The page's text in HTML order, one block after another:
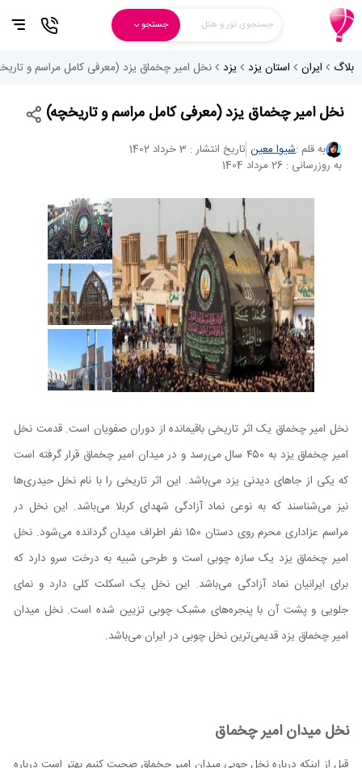
جستجوی تور و هتل جستجو
بلاگ ایران استان یزد یزد نخل امیر چخماق یزد (معرفی کامل مراسم و
نخل امیر چخماق یزد (معرفی کامل مراسم و تاریخچه)
به قلم :شیوا معین تاریخ انتشار : 3 خرداد 1402
به روزرسانی : 26 مرداد 1404
نخل امیر چخماق یک اثر تاریخی باقیمانده از دوران صفویان است. قدمت نخل
امیر چخماق یزد به ۴۵۰ سال می‌رسد و در میدان امیر چخماق قرار گرفته است
که یکی از جاهای دیدنی یزد می‌باشد. این اثر تاریخی را با نام نخل حیدری‌ها
نیز می‌شناسند که به نوعی نماد آزادگی شهدای کربلا می‌باشد. این نخل در
مراسم عزاداری محرم روی دستان ۱۵۰ نفر اطراف میدان گردانده می‌شود. نخل
امیر چخماق یزد یک سازه چوبی است و طرحی شبیه به درخت سرو دارد که
برای ایرانیان نماد آزادگی می‌باشد. این نخل یک اسکلت کلی دارد و نمای
جلویی و پشت آن با پنجره‌های مشبک چوبی تزیین شده است. نخل میدان
امیر چخماق یزد قدیمی‌ترین نخل چوبی در ایران می‌باشد.
نخل میدان امیر چخماق